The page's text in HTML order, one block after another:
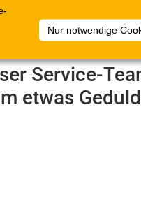
Nur notwendige
Service-
etwas